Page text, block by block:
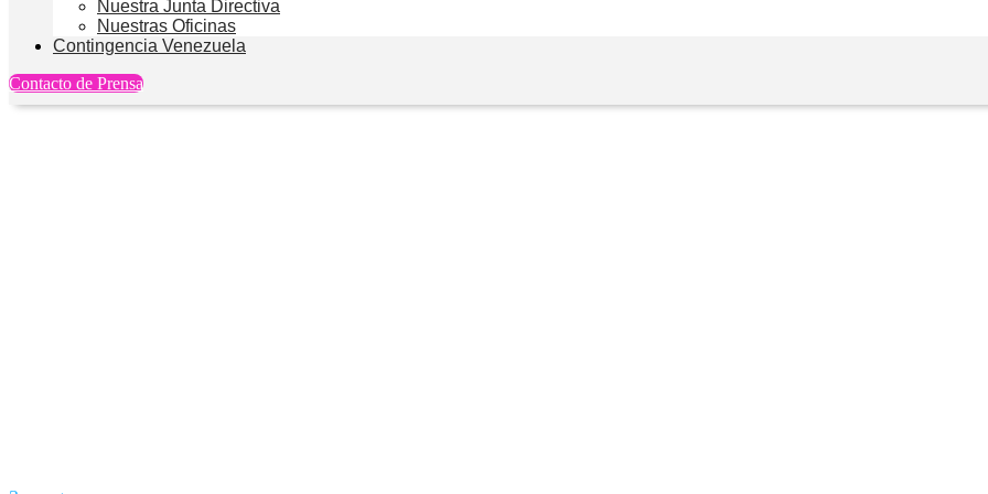
Nuestra Junta Directiva
Nuestras Oficinas
Contingencia Venezuela
Contacto de Prensa